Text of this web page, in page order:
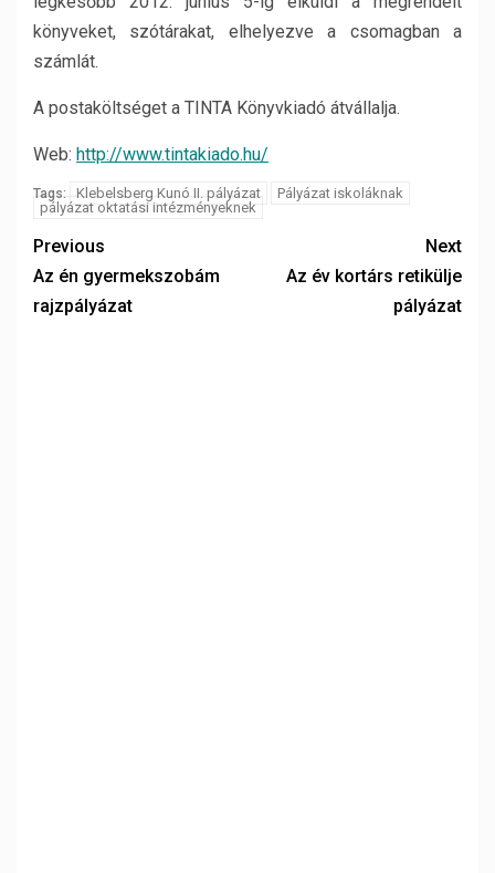
könyveket, szótárakat, elhelyezve a csomagban a
számlát.
A postaköltséget a TINTA Könyvkiadó átvállalja.
Web: http://www.tintakiado.hu/
Tags: Klebelsberg Kunó II. pályázat
Pályázat iskoláknak
pályázat oktatási intézményeknek
Previous
Az én gyermekszobám
rajzpályázat
Next
Az év kortárs retikülje
pályázat